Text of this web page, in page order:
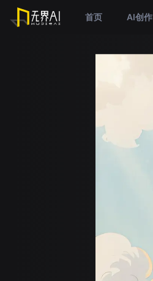
首页 AI创作